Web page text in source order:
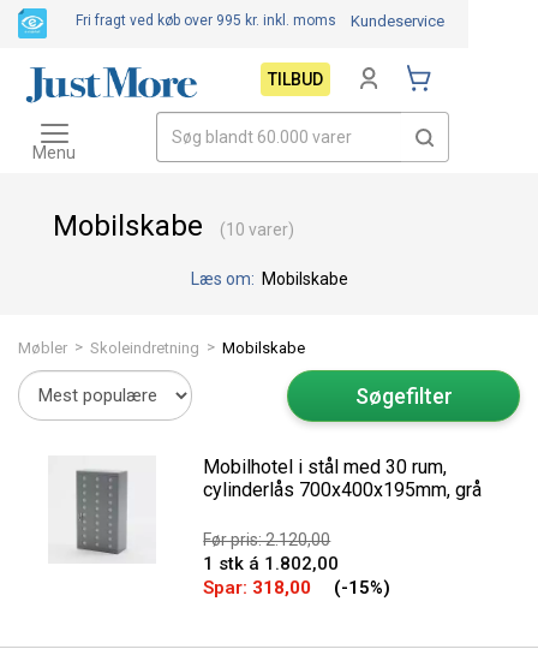
Mobilskabe (10 varer)
Læs om: Mobilskabe
Møbler > Skoleindretning > Mobilskabe
Søgefilter
Mobilhotel i stål med 30 rum,
cylinderlås 700x400x195mm, grå
Før pris: 2.120,00
1 stk á 1.802,00
Spar: 318,00 (-15%)
Fri fragt ved køb over 995 kr. inkl. moms Kundeservice
TILBUD
Toggle
navigation
Menu